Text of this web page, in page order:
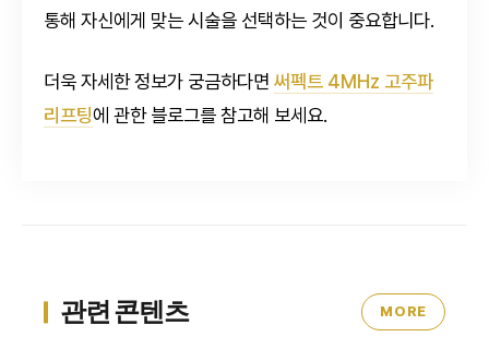
통해 자신에게 맞는 시술을 선택하는 것이 중요합니다.
더욱 자세한 정보가 궁금하다면 써펙트 4MHz 고주파
리프팅에 관한 블로그를 참고해 보세요.
관련 콘텐츠 MORE